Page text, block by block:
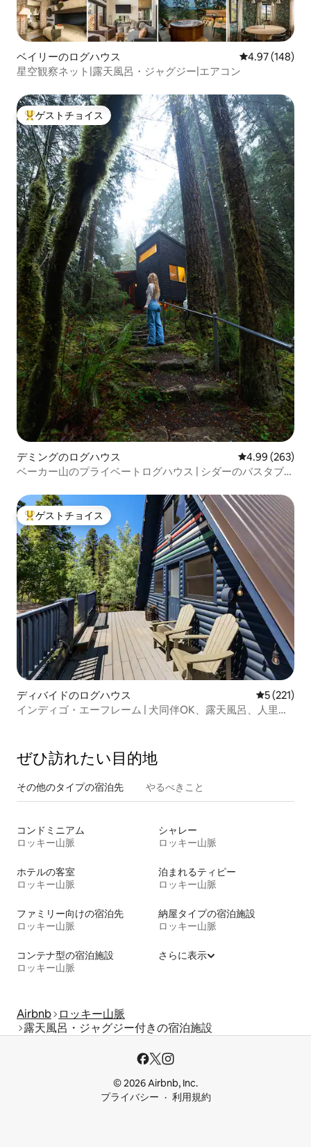
ベイリーのログハウス レビュー148
4.97 (148)
星空観察ネット|露天風呂・ジャグジー|エアコン
大好評のゲストチョイスです。
ゲストチョイス
デミングのログハウス レビュー263
4.99 (263)
ベーカー山のプライベートログハウス | シダーのバスタブ＋
大好評のゲストチョイスです。
ゲストチョイス
ディバイドのログハウス レビュー
5 (221)
インディゴ・エーフレーム | 犬同伴OK、露天風呂、人里離
ぜひ訪⁠れ⁠た⁠い目⁠的⁠地
その他のタ⁠イ⁠プ⁠の宿⁠泊⁠先 やるべきこと
コンドミニアム
ロッキー山脈
シャレー
ロッキー山脈
ホテルの客室
ロッキー山脈
泊まれるティピー
ロッキー山脈
ファミリー向けの宿泊先
ロッキー山脈
納屋タイプの宿泊施設
ロッキー山脈
コンテナ型の宿泊施設
ロッキー山脈
さらに表示
Airbnb
ロッキー山脈
露天風呂・ジャグジー付きの宿泊施設
© 2026 Airbnb, Inc.
プライバシー
利用規約